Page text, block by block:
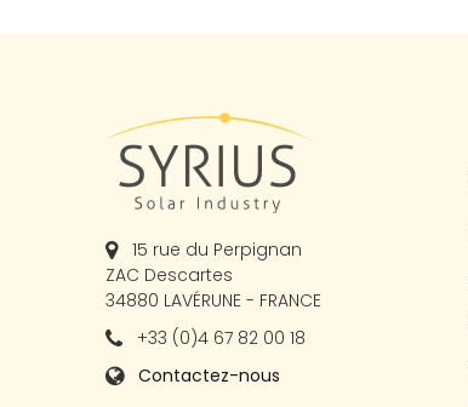
15 rue du Perpignan
ZAC Descartes
34880 LAVÉRUNE - FRANCE
+33 (0)4 67 82 00 18
Contactez-nous